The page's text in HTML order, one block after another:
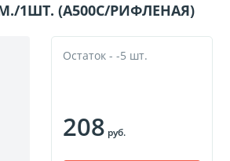
1ШТ. (А500С/РИФЛЕНАЯ)
Остаток - -5 шт.
208 руб.